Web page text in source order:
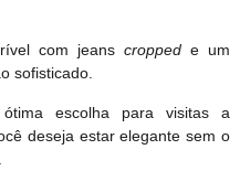
com jeanscropped e um
sofisticado.
escolha para visitas a
deseja estar elegante sem o